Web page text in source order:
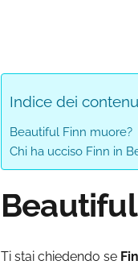
Indice dei
Beautiful Finn muore?
Chi ha ucciso Finn in
Ti stai chiedendo se